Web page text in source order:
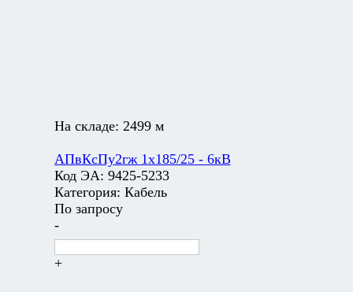
На складе: 2499 м
АПвКсПу2гж 1х185/25 - 6кВ
Код ЭА: 9425-5233
Категория: Кабель
По запросу
-
+